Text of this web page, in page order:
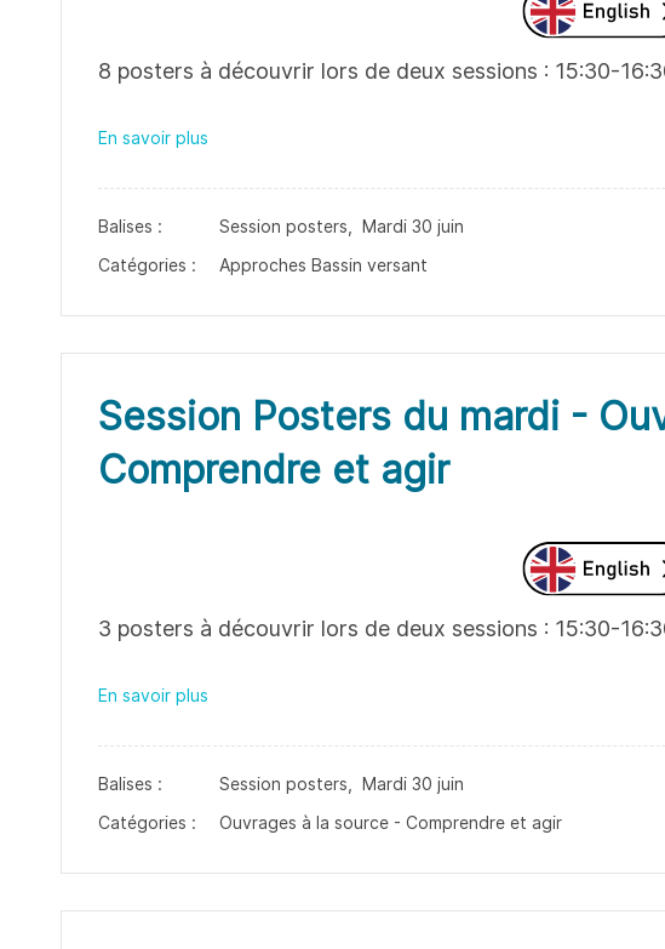
8 posters à découvrir lors de deux sessions : 15:30-
En savoir plus
Balises : Session posters, Mardi 30 juin
Catégories :
Approches Bassin versant
Session Posters du mardi -
Comprendre et agir
3 posters à découvrir lors de deux sessions : 15:30-
En savoir plus
Balises : Session posters, Mardi 30 juin
Catégories :
Ouvrages à la source - Comprendre et agir